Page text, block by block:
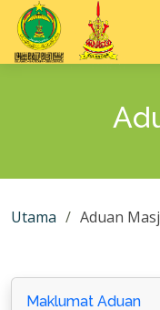
Utama Aduan
Maklumat Aduan